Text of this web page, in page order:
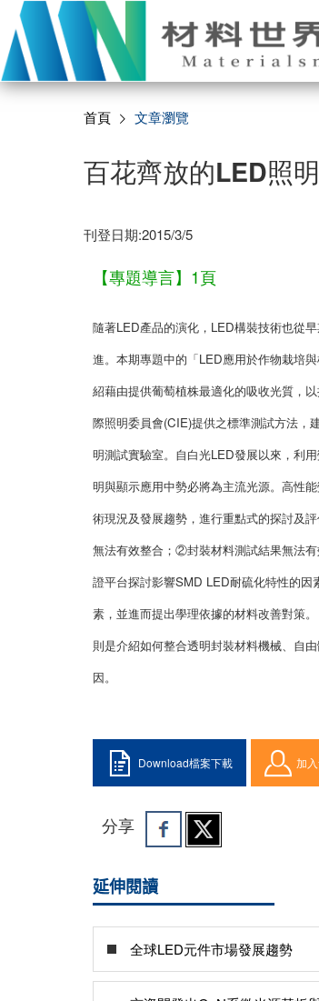
首頁 文章瀏覽
百花齊放的LED照
刊登日期:2015/3/5
【專題導言】 1頁
隨著LED產品的演化，LED構裝技術也從
進。本期專題中的「LED應用於作物栽培
紹藉由提供葡萄植株最適化的吸收光質，
際照明委員會(CIE)提供之標準測試方法，
明測試實驗室。自白光LED發展以來，利
明與顯示應用中勢必將為主流光源。高性
術現況及發展趨勢，進行重點式的探討及
無法有效整合；②封裝材料測試結果無法
證平台探討影響SMD LED耐硫化特性的
素，並進而提出學理依據的材料改善對策
則是介紹如何整合透明封裝材料機械、自
因。
Download檔案下載 加
分享
延伸閱讀
全球LED元件市場發展趨勢